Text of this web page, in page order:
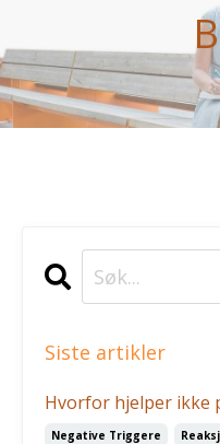
Siste artikler
Hvorfor hjelper ikke
Negative Triggere